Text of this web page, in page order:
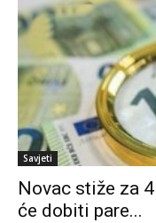
Savjeti
Novac stiže za
će dobiti pare...